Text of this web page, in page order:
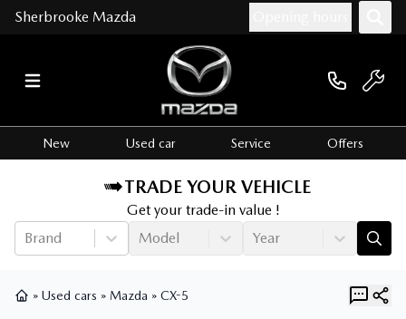
Sherbrooke Mazda
New Used car Service Offers
TRADE YOUR VEHICLE
Get your trade-in value !
Brand
Model Year
» Used cars » Mazda » CX-5